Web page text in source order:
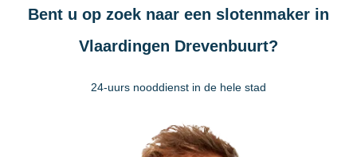
Bent u op zoek naar een slotenmaker in
Vlaardingen Drevenbuurt?
24-uurs nooddienst in de hele stad